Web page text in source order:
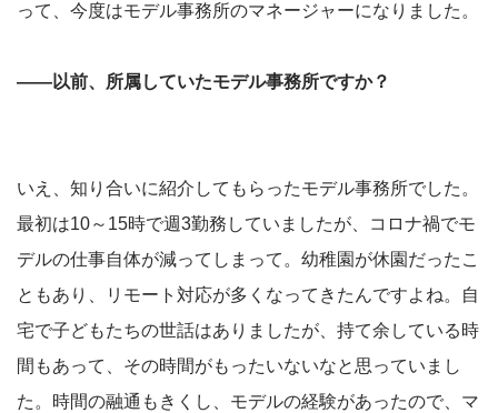
って、今度はモデル事務所のマネージャーになりました。
――以前、所属していたモデル事務所ですか？
いえ、知り合いに紹介してもらったモデル事務所でした。
最初は10～15時で週3勤務していましたが、コロナ禍でモ
デルの仕事自体が減ってしまって。幼稚園が休園だったこ
ともあり、リモート対応が多くなってきたんですよね。自
宅で子どもたちの世話はありましたが、持て余している時
間もあって、その時間がもったいないなと思っていまし
た。時間の融通もきくし、モデルの経験があったので、マ